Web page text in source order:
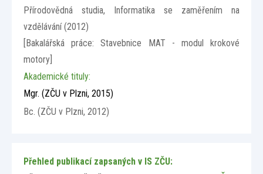
Přírodovědná studia, Informatika se zaměřením na
vzdělávání (2012)
[Bakalářská práce: Stavebnice MAT - modul krokové
motory]
Akademické tituly:
Mgr. (ZČU v Plzni, 2015)
Bc. (ZČU v Plzni, 2012)
Přehled publikací zapsaných v IS ZČU: